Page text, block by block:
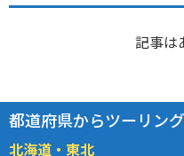
記事は
都道府県からツーリン
北海道・東北